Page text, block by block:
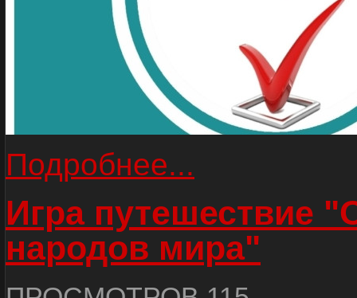
Подробнее...
Игра путешествие
народов мира"